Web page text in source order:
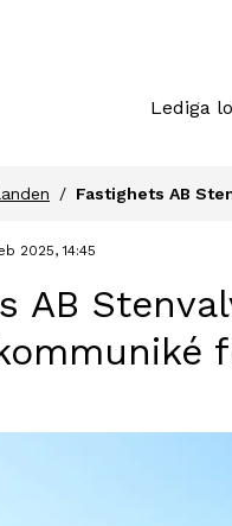
Lediga
Fastighets AB
2025, 14:45
AB